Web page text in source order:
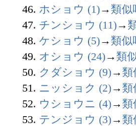
46. ホショウ (1)→ 類似
47. チンショウ (11)→
48. ケショウ (5)→ 類似
49. オショウ (24)→ 類
50. クダショウ (9)→ 類
51. ニッショク (2)→ 類
52. ウショウニ (4)→ 類
53. テンジョウ (3)→ 類